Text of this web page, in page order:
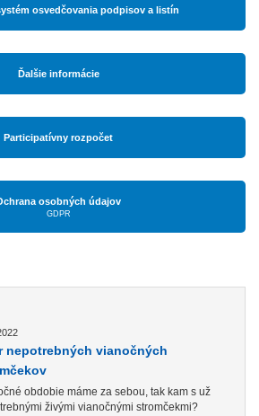
osvedčovania podpisov a listín
Ďalšie informácie
Participatívny rozpočet
osobných údajov
GDPR
nepotrebných vianočných
obdobie máme za sebou, tak kam s už
živými vianočnými stromčekmi?